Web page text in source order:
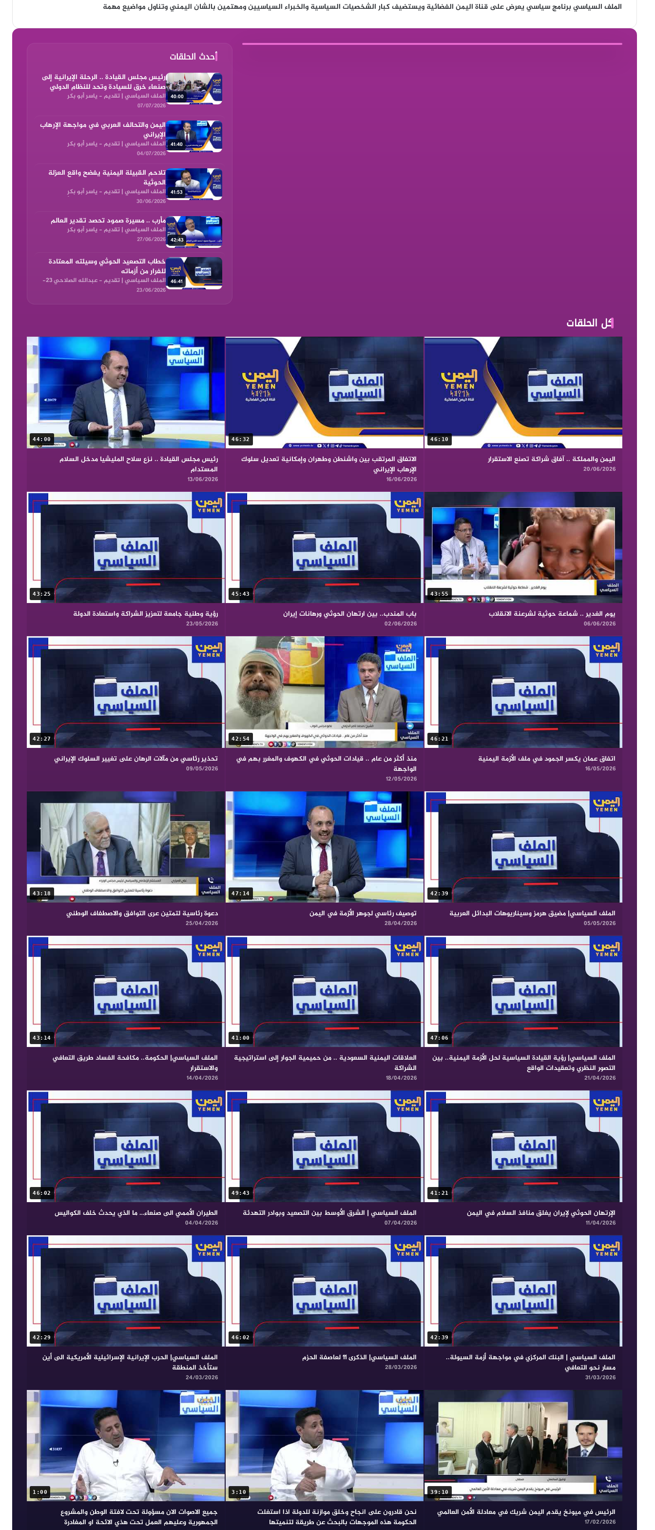
الملف السياسي برنامج سياسي يعرض على قناة اليمن الفضائية ويستضيف كبار الشخصيات السياسية والخبراء السياسيين ومهتمين بالشان اليمني وتناول مواضيع مهمة
▶
أحدث الحلقات
40:00
رئيس مجلس القيادة .. الرحلة الإيرانية إلى
صنعاء خرق للسيادة وتحد للنظام الدولي
الملف السياسي | تقديم - ياسر أبو بكر
07/07/2026
41:40
اليمن والتحالف العربي في مواجهة الإرهاب
الإيراني
الملف السياسي | تقديم - ياسر أبو بكر
04/07/2026
41:53
تلاحم القبيلة اليمنية يفضح واقع العزلة
الحوثية
الملف السياسي | تقديم - ياسر أبو بكر
30/06/2026
42:43
مأرب .. مسيرة صمود تحصد تقدير العالم
الملف السياسي | تقديم - ياسر أبو بكر
27/06/2026
46:41
خطاب التصعيد الحوثي وسيلته المعتادة
للفرار من أزماته
الملف السياسي | تقديم - عبدالله الصلاحي 23-
06-2026 ضيوف الحلقة | العميد الركن محمد ا…
23/06/2026
كل الحلقات
46:10
اليمن والمملكة .. آفاق شراكة تصنع الاستقرار
20/06/2026
46:32
الاتفاق المرتقب بين واشنطن وطهران وإمكانية تعديل سلوك
الإرهاب الإيراني
16/06/2026
44:00
رئيس مجلس القيادة .. نزع سلاح المليشيا مدخل السلام
المستدام
13/06/2026
43:55
يوم الغدير .. شماعة حوثية لشرعنة الانقلاب
06/06/2026
45:43
باب المندب.. بين ارتهان الحوثي ورهانات إيران
02/06/2026
43:25
رؤية وطنية جامعة لتعزيز الشراكة واستعادة الدولة
23/05/2026
46:21
اتفاق عمان يكسر الجمود في ملف الأزمة اليمنية
16/05/2026
42:54
منذ أكثر من عام .. قيادات الحوثي في الكهوف والمغرر بهم في
الواجهة
12/05/2026
42:27
تحذير رئاسي من مآلات الرهان على تغيير السلوك الإيراني
09/05/2026
42:39
الملف السياسي| مضيق هرمز وسيناريوهات البدائل العربية
05/05/2026
47:14
توصيف رئاسي لجوهر الأزمة في اليمن
28/04/2026
43:18
دعوة رئاسية لتمتين عرى التوافق والاصطفاف الوطني
25/04/2026
47:06
الملف السياسي| رؤية القيادة السياسية لحل الأزمة اليمنية.. بين
التصور النظري وتعقيدات الواقع
21/04/2026
41:00
العلاقات اليمنية السعودية .. من حميمية الجوار إلى استراتيجية
الشراكة
18/04/2026
43:14
الملف السياسي| الحكومة.. مكافحة الفساد طريق التعافي
والاستقرار
14/04/2026
41:21
الإرتهان الحوثي لإيران يغلق منافذ السلام في اليمن
11/04/2026
49:43
الملف السياسي | الشرق الأوسط بين التصعيد وبوادر التهدئة
07/04/2026
46:02
الطيران الأممي الى صنعاء… ما الذي يحدث خلف الكواليس
04/04/2026
42:39
الملف السياسي | البنك المركزي في مواجهة أزمة السيولة..
مسار نحو التعافي
31/03/2026
46:02
الملف السياسي| الذكرى ١١ لعاصفة الحزم
28/03/2026
42:29
الملف السياسي| الحرب الإيرانية الإسرائيلية الأمريكية الى أين
ستأخذ المنطقة
24/03/2026
39:10
الرئيس في ميونخ يقدم اليمن شريك في معادلة الأمن العالمي
17/02/2026
3:10
نحن قادرون على انجاح وخلق موازنة للدولة اذا استغلت
الحكومة هذه الموجهات بالبحث عن طريقة لتنميتها
1:00
جميع الاصوات الان مسؤولة تحت لافتة الوطن والمشروع
الجمهورية وعليهم العمل تحت هذي الائحة او المغادرة